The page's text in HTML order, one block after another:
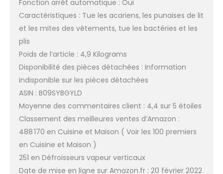
Fonction arrêt automatique : Oui
Caractéristiques : Tue les acariens, les punaises de lit
et les mites des vêtements, tue les bactéries et les
plis
Poids de l’article : 4,9 Kilograms
Disponibilité des pièces détachées : Information
indisponible sur les pièces détachées
ASIN : B09SYBGYLD
Moyenne des commentaires client : 4,4 sur 5 étoiles
Classement des meilleures ventes d’Amazon :
488 170 en Cuisine et Maison ( Voir les 100 premiers
en Cuisine et Maison )
251 en Défroisseurs vapeur verticaux
Date de mise en ligne sur Amazon.fr : 20 février 2022